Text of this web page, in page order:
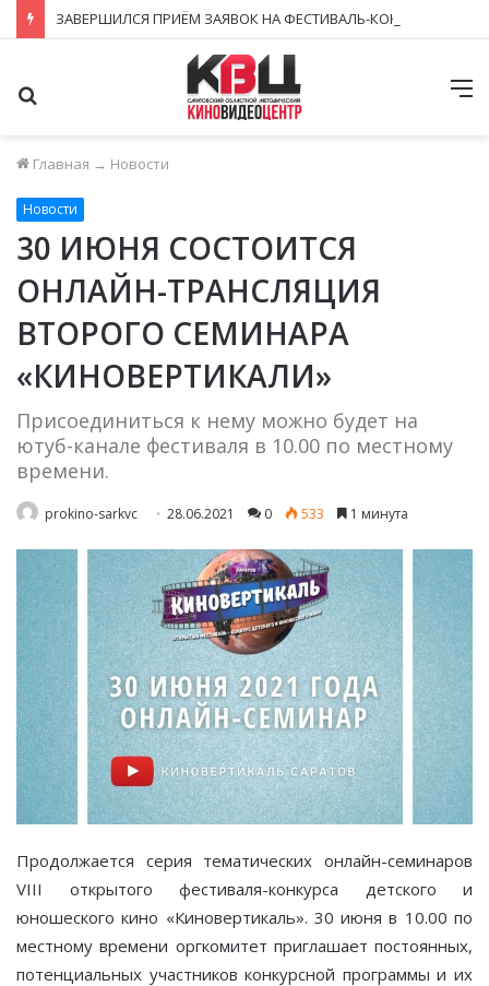
Главная → Новости
Новости
30 ИЮНЯ СОСТОИТСЯ
ОНЛАЙН-ТРАНСЛЯЦИЯ
ВТОРОГО СЕМИНАРА
«КИНОВЕРТИКАЛИ»
Присоединиться к нему можно будет на
ютуб-канале фестиваля в 10.00 по местному
времени.
prokino-sarkvc 28.06.2021 0 533 1 минута
Продолжается серия тематических онлайн-семинаров
VIII открытого фестиваля-конкурса детского и
юношеского кино «Киновертикаль». 30 июня в 10.00 по
местному времени оргкомитет приглашает постоянных,
потенциальных участников конкурсной программы и их